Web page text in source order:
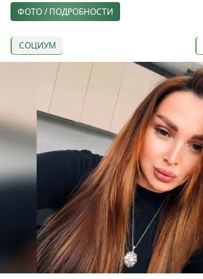
ФОТО / ПОДРОБНОСТИ
СОЦИУМ